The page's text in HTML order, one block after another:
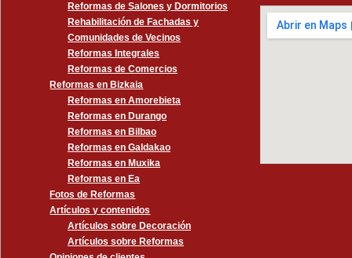
Reformas de Salones y Dormitorios
Rehabilitación de Fachadas y
Comunidades de Vecinos
Reformas Integrales
Reformas de Comercios
Reformas en Bizkaia
Reformas en Amorebieta
Reformas en Durango
Reformas en Bilbao
Reformas en Galdakao
Reformas en Muxika
Reformas en Ea
Fotos de Reformas
Artículos y contenidos
Artículos sobre Decoración
Artículos sobre Reformas